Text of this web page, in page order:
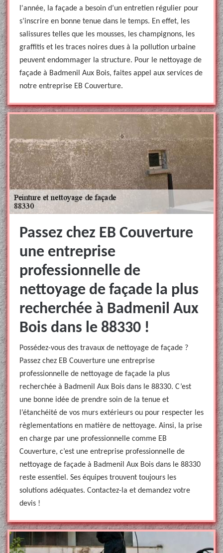
l'année, la façade a besoin d’un entretien régulier pour
s’inscrire en bonne tenue dans le temps. En effet, les
salissures telles que les mousses, les champignons, les
graffitis et les traces noires dues à la pollution urbaine
peuvent endommager la structure. Pour le nettoyage de
façade à Badmenil Aux Bois, faites appel aux services de
notre entreprise EB Couverture.
Passez chez EB Couverture
une entreprise
professionnelle de
nettoyage de façade la plus
recherchée à Badmenil Aux
Bois dans le 88330 !
Possédez-vous des travaux de nettoyage de façade ?
Passez chez EB Couverture une entreprise
professionnelle de nettoyage de façade la plus
recherchée à Badmenil Aux Bois dans le 88330. C’est
une bonne idée de prendre soin de la tenue et
l’étanchéité de vos murs extérieurs ou pour respecter les
règlementations en matière de nettoyage. Ainsi, la prise
en charge par une professionnelle comme EB
Couverture, c’est une entreprise professionnelle de
nettoyage de façade à Badmenil Aux Bois dans le 88330
reste essentiel. Ses équipes trouvent toujours les
solutions adéquates. Contactez-la et demandez votre
devis !